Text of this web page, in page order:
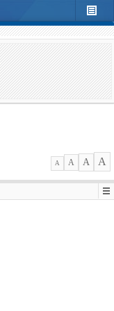
A A A A